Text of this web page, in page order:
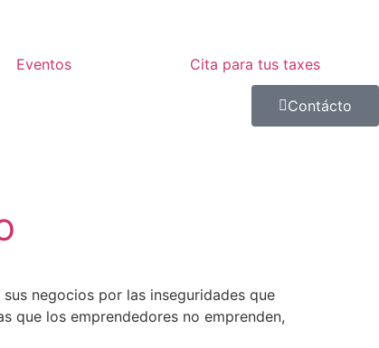
Eventos Cita para tus taxes
Contácto
negocios por las inseguridades que
que los emprendedores no emprenden,